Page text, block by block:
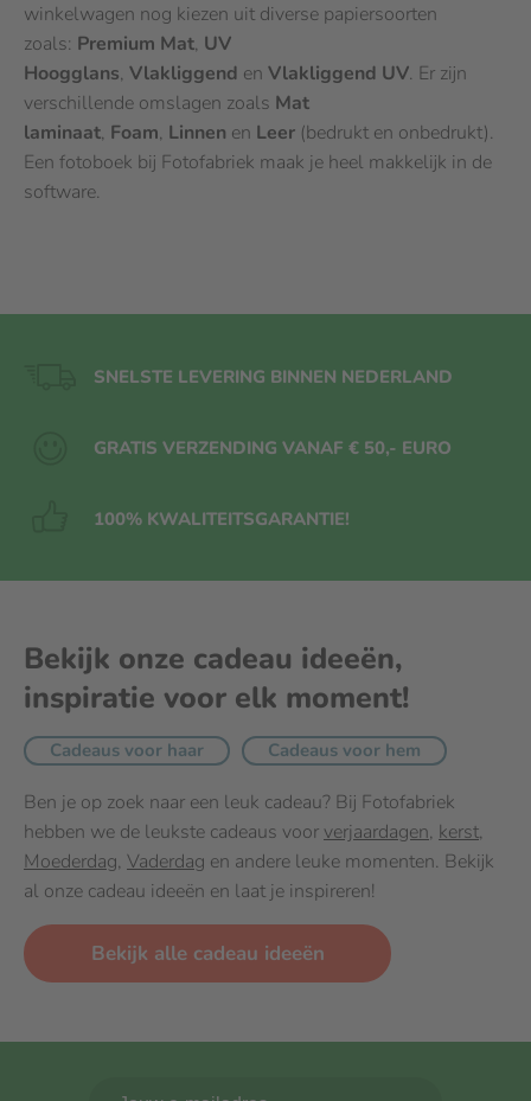
winkelwagen nog kiezen uit diverse papiersoorten
zoals: Premium Mat, UV
Hoogglans, Vlakliggend en Vlakliggend UV. Er zijn
verschillende omslagen zoals Mat
laminaat, Foam, Linnen en Leer (bedrukt en onbedrukt).
Een fotoboek bij Fotofabriek maak je heel makkelijk in de
software.
SNELSTE LEVERING BINNEN NEDERLAND
GRATIS VERZENDING VANAF € 50,- EURO
100% KWALITEITSGARANTIE!
Bekijk onze cadeau ideeën,
inspiratie voor elk moment!
Cadeaus voor haar Cadeaus voor hem
Ben je op zoek naar een leuk cadeau? Bij Fotofabriek
hebben we de leukste cadeaus voor verjaardagen, kerst,
Moederdag, Vaderdag en andere leuke momenten. Bekijk
al onze cadeau ideeën en laat je inspireren!
Bekijk alle cadeau ideeën